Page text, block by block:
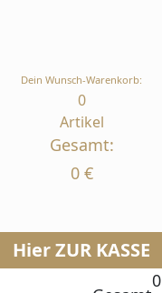
Dein Wunsch-Warenkorb:
0
Artikel
Gesamt:
0 €
Hier ZUR KASSE
0